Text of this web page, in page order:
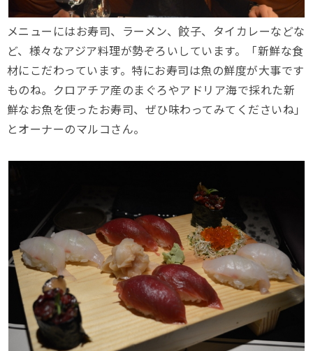
メニューにはお寿司、ラーメン、餃子、タイカレーなどな
ど、様々なアジア料理が勢ぞろいしています。「新鮮な食
材にこだわっています。特にお寿司は魚の鮮度が大事です
ものね。クロアチア産のまぐろやアドリア海で採れた新
鮮なお魚を使ったお寿司、ぜひ味わってみてくださいね」
とオーナーのマルコさん。